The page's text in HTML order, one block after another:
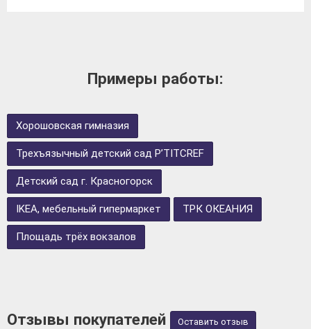
Примеры работы:
Хорошовская гимназия
Трехъязычный детский сад P’TITCREF
Детский сад г. Красногорск
IKEA, мебельный гипермаркет ТРК ОКЕАНИЯ
Площадь трёх вокзалов
Отзывы покупателей Оставить отзыв